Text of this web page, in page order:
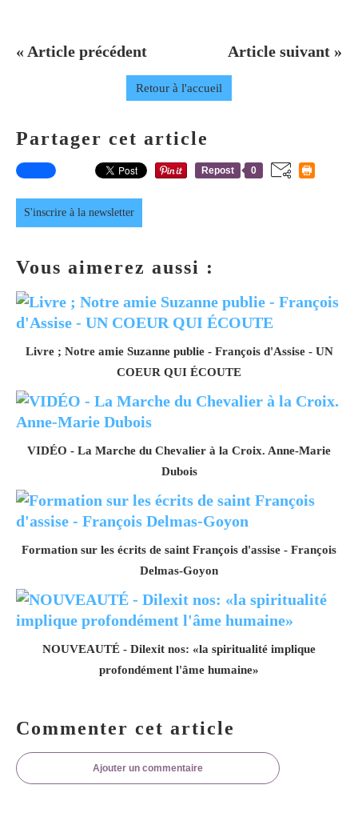
« Article précédent Article suivant »
Retour à l'accueil
Partager cet article
Repost 0
S'inscrire à la newsletter
Vous aimerez aussi :
Livre ; Notre amie Suzanne publie - François d'Assise - UN
COEUR QUI ÉCOUTE
VIDÉO - La Marche du Chevalier à la Croix. Anne-Marie
Dubois
Formation sur les écrits de saint François d'assise - François
Delmas-Goyon
NOUVEAUTÉ - Dilexit nos: «la spiritualité implique
profondément l'âme humaine»
Commenter cet article
Ajouter un commentaire